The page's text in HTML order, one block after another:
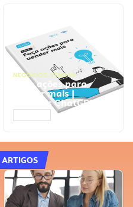
NEGÓCIOS, VENDAS
Faça ações para
vender mais |
Prompts ChatGPT